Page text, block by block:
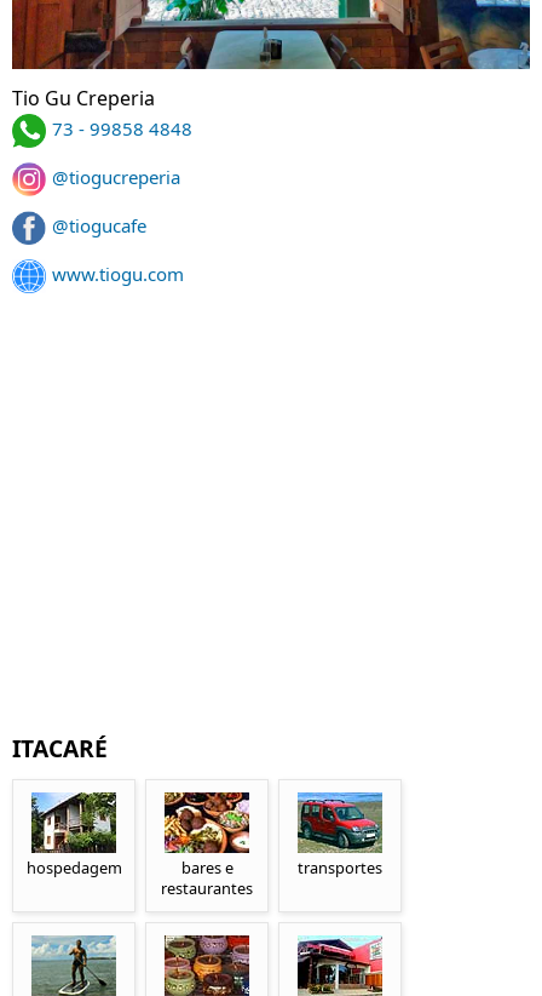
Tio Gu Creperia
73 - 99858 4848
@tiogucreperia
@tiogucafe
www.tiogu.com
ITACARÉ
hospedagem
bares e
restaurantes
transportes